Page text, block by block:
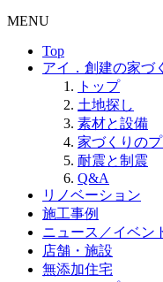
MENU
Top
アイ．創建の家づ
トップ
土地探し
素材と設備
家づくりの
耐震と制震
Q&A
リノベーション
施工事例
ニュース／イベン
店舗・施設
無添加住宅